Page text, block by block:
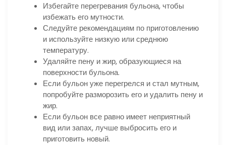
Избегайте перегревания бульона, чтобы
избежать его мутности.
Следуйте рекомендациям по приготовлению
и используйте низкую или среднюю
температуру.
Удаляйте пену и жир, образующиеся на
поверхности бульона.
Если бульон уже перегрелся и стал мутным,
попробуйте разморозить его и удалить пену и
жир.
Если бульон все равно имеет неприятный
вид или запах, лучше выбросить его и
приготовить новый.